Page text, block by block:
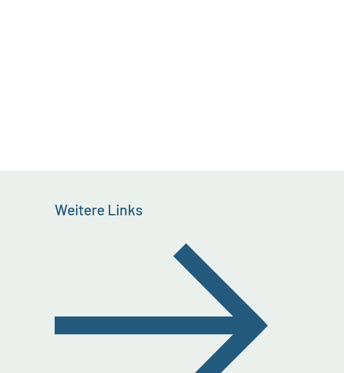
Weitere Links